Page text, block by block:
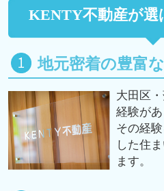
KENTY不動産が選
地元密着の豊富
大田区
経験があ
その経
した住
ます。